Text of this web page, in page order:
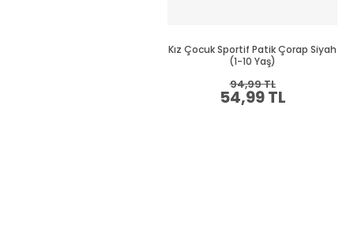
Kız Çocuk Sportif Patik Çorap Siyah
(1-10 Yaş)
54,99 TL
94,99 TL